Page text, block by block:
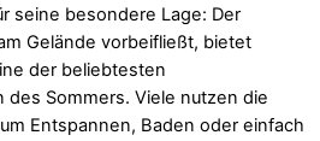
seine besondere Lage: Der
Gelände vorbeifließt, bietet
der beliebtesten
Sommers. Viele nutzen die
Entspannen, Baden oder einfach